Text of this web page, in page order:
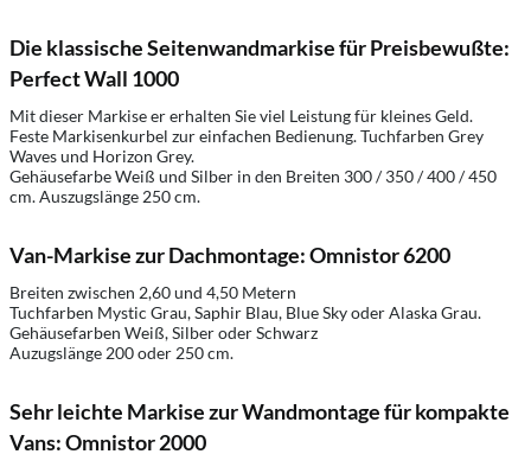
Die klassische Seitenwandmarkise für Preisbewußte:
Perfect Wall 1000
Mit dieser Markise er erhalten Sie viel Leistung für kleines Geld.
Feste Markisenkurbel zur einfachen Bedienung. Tuchfarben Grey
Waves und Horizon Grey.
Gehäusefarbe Weiß und Silber in den Breiten 300 / 350 / 400 / 450
cm. Auszugslänge 250 cm.
Van-Markise zur Dachmontage: Omnistor 6200
Breiten zwischen 2,60 und 4,50 Metern
Tuchfarben Mystic Grau, Saphir Blau, Blue Sky oder Alaska Grau.
Gehäusefarben Weiß, Silber oder Schwarz
Auzugslänge 200 oder 250 cm.
Sehr leichte Markise zur Wandmontage für kompakte
Vans: Omnistor 2000